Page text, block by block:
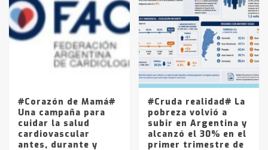
4
joven de Trenque Lauquen
Los precios de los combustibles en
La Pampa, desde YPF hasta Axion
entre 857 a 1338 pesos
#Corazón de Mamá#
Una campaña para
cuidar la salud
cardiovascular
antes, durante y
#Cruda realidad# La
pobreza volvió a
subir en Argentina y
alcanzó el 30% en el
primer trimestre de